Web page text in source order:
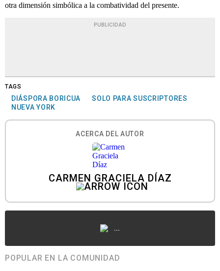
otra dimensión simbólica a la combatividad del presente.
PUBLICIDAD
TAGS
DIÁSPORA BORICUA
SOLO PARA SUSCRIPTORES
NUEVA YORK
ACERCA DEL AUTOR
CARMEN GRACIELA DÍAZ
...
POPULAR EN LA COMUNIDAD